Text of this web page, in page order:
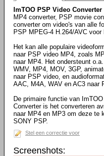
ImTOO PSP Video Converter
MP4 converter, PSP movie
converter om video's van alle
PSP MPEG-4 H.264/AVC
Het kan alle populaire
naar PSP video MP4, zoals
naar MP4. Het ondersteunt
WMV, MP4, MOV, 3GP,
naar PSP video, en
AAC, M4A, WAV en AC3 naar
De primaire functie van
Converter is het converteren
naar MP4 en MP3 om deze te
SONY PSP.
Stel een correctie voor
Screenshots: